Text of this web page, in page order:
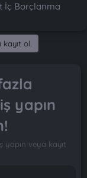
İç Borçlanma
ol.
yapın
veya kayıt